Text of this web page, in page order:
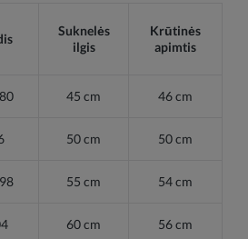
Suknelės
ilgis
Krūtinės
apimtis
45 cm 46 cm
50 cm 50 cm
55 cm 54 cm
60 cm 56 cm